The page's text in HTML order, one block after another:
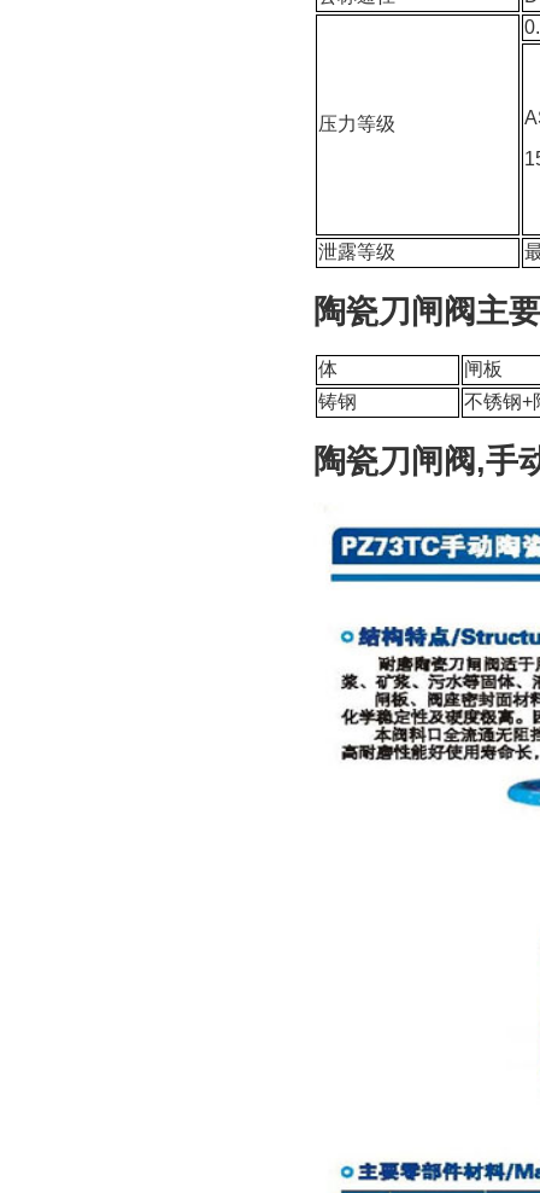
压力等级
泄露等级
陶瓷刀闸阀主
体
闸板
铸钢
不锈钢+
陶瓷刀闸阀,手